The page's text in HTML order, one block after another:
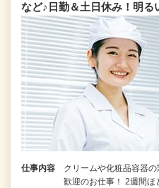
など♪日勤＆土日休み！明る
仕事内容
クリームや化粧品容器
歓迎のお仕事！ 2週間ほ